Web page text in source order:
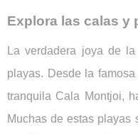
Explora las calas y
La verdadera joya de
playas. Desde la
tranquila Cala Montjoi,
Muchas de estas